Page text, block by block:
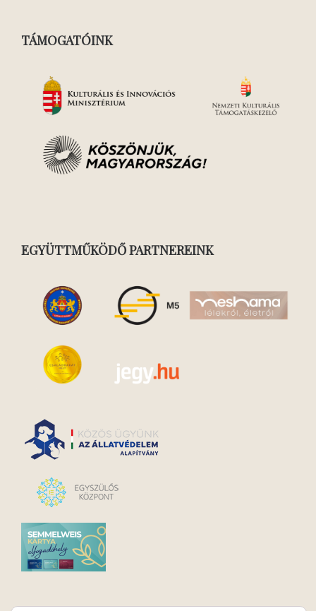
TÁMOGATÓINK
EGYÜTTMŰKÖDŐ PARTNEREINK